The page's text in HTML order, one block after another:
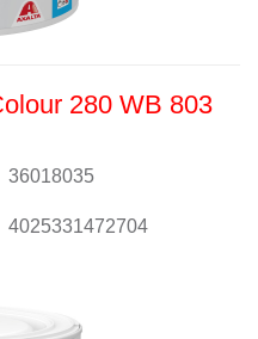
280 WB 803
36018035
4025331472704